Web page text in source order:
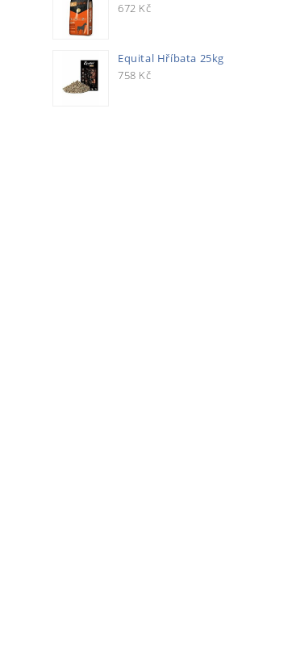
672 Kč
Equital Hříbata 25kg
758 Kč